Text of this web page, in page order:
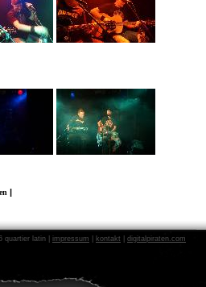
|
quartier latin | impressum kontakt digitalpiraten.com